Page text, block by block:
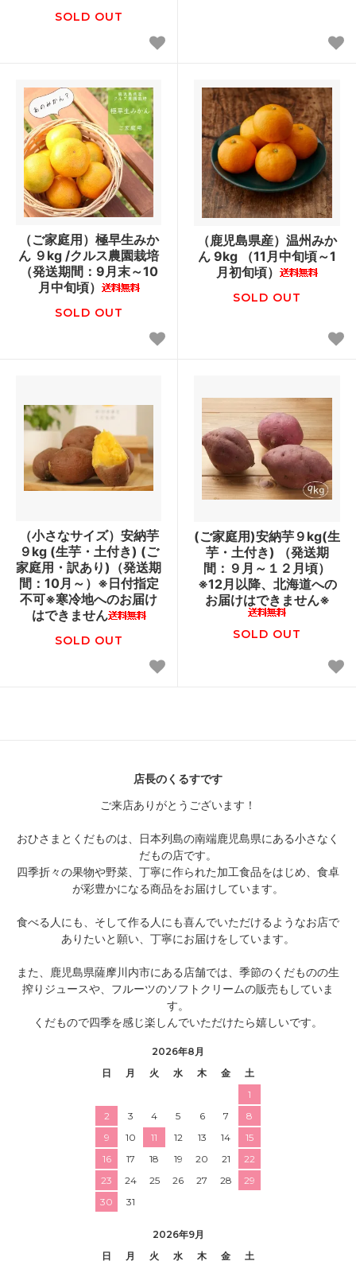
SOLD OUT
（ご家庭用）極早生みか
ん ９kg /クルス農園栽培
（発送期間：9月末～10
月中旬頃）
SOLD OUT
（鹿児島県産）温州みか
ん 9kg （11月中旬頃～1
月初旬頃）
SOLD OUT
（小さなサイズ）安納芋
９kg (生芋・土付き) (ご
家庭用・訳あり)（発送期
間：10月～）※日付指定
不可※寒冷地へのお届け
はできません
SOLD OUT
(ご家庭用)安納芋９kg(生
芋・土付き) （発送期
間：９月～１２月頃）
※12月以降、北海道への
お届けはできません※
SOLD OUT
店長のくるすです
ご来店ありがとうございます！
おひさまとくだものは、日本列島の南端鹿児島県にある小さなく
だもの店です。
四季折々の果物や野菜、丁寧に作られた加工食品をはじめ、食卓
が彩豊かになる商品をお届けしています。
食べる人にも、そして作る人にも喜んでいただけるようなお店で
ありたいと願い、丁寧にお届けをしています。
また、鹿児島県薩摩川内市にある店舗では、季節のくだものの生
搾りジュースや、フルーツのソフトクリームの販売もしていま
す。
くだもので四季を感じ楽しんでいただけたら嬉しいです。
2026年8月
日
月 火 水 木 金
土
1
2
3 4 5 6 7
8
9
10 11 12 13 14
15
16
17 18 19 20 21
22
23
24 25 26 27 28
29
30
31
2026年9月
日
月 火 水 木 金
土